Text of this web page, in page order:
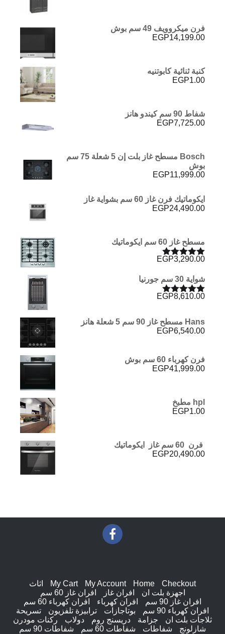
فرن ميكروويف 49 سم بوش
EGP14,199.00
كنبة ثنائية كابوتنيه
EGP1.00
شفاط 90 سم كيندو هانز
EGP7,725.00
Bosch مسطح غاز بلت إن 5 شعلة 75 سم
بوش
EGP11,999.00
ايكوماتيك فرن غاز 60 سم بشواية غاز
EGP24,490.00
مسطح غاز 60 سم ايكوماتيك
تم التقييمEGP3,290.00
شواية 30 سم جورنيا
تم التقييمEGP8,610.00
Hans مسطح غاز 90 سم 5 شعلة هانز
EGP6,540.00
فرن كهرباء 60 سم بوش
EGP41,999.00
hpl مطبخ
EGP1.00
فرن 60 سم غاز ايكوماتيك
EGP20,490.00
Checkout
Home
My Account
My Cart
اثاث
اجهزة بلت ان
افران غاز
افران غاز 60 سم
افران غاز 90 سم
افران كهرباء
افران كهرباء 60 سم
افران كهرباء 90 سم
بوتاجازات ترابيزة تلفزيون
تسريحة
ثلاجات بلت ان
جزامة دريسنج روم دولاب
ركنات مودرن
شازلونج
شفاطات شفاطات 60 سم
شفاطات 90 سم